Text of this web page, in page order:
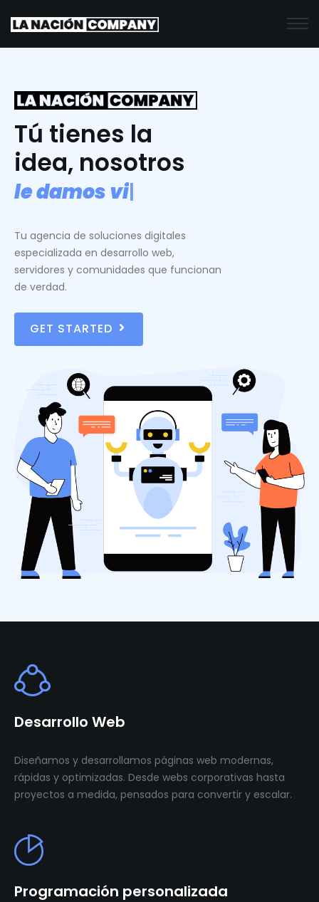
Tú tienes la
idea, nosotros
ledamosvid
Tu agencia de soluciones digitales
especializada en desarrollo web,
servidores y comunidades que funcionan
de verdad.
GET STARTED
Desarrollo Web
Diseñamos y desarrollamos páginas web modernas,
rápidas y optimizadas. Desde webs corporativas hasta
proyectos a medida, pensados para convertir y escalar.
Programación personalizada